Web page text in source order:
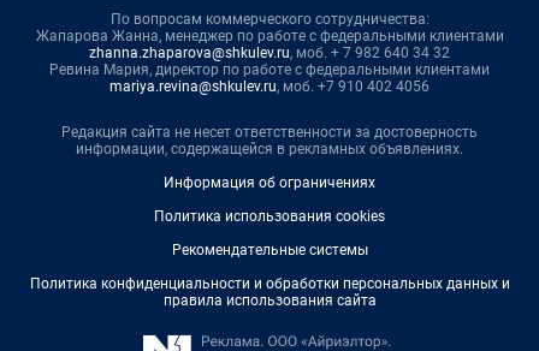
По вопросам коммерческого сотрудничества:
Жапарова Жанна, менеджер по работе с федеральными клиентами
zhanna.zhaparova@shkulev.ru, моб. + 7 982 640 34 32
Ревина Мария, директор по работе с федеральными клиентами
mariya.revina@shkulev.ru, моб. +7 910 402 4056
Редакция сайта не несет ответственности за достоверность
информации, содержащейся в рекламных объявлениях.
Информация об ограничениях
Политика использования cookies
Рекомендательные системы
Политика конфиденциальности и обработки персональных данных и
правила использования сайта